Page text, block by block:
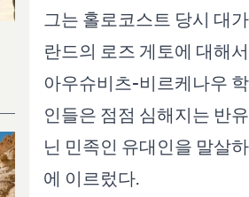
그는 홀로코스트 당시 대
란드의 로즈 게토에 대해
아우슈비츠-비르케나우
인들은 점점 심해지는 반
닌 민족인 유대인을 말살
에 이르렀다.